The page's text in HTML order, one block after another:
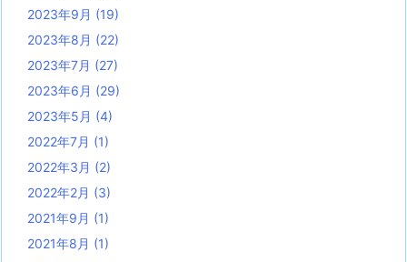
2023年9月 (19)
2023年8月 (22)
2023年7月 (27)
2023年6月 (29)
2023年5月 (4)
2022年7月 (1)
2022年3月 (2)
2022年2月 (3)
2021年9月 (1)
2021年8月 (1)